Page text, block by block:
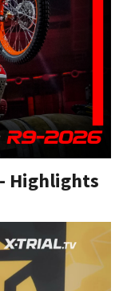
Highlights